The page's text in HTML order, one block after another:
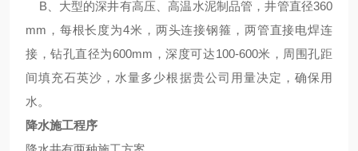
B、大型的深井有高压、高温水泥制品管，井管直径360
mm，每根长度为4米，两头连接钢箍，两管直接电焊连
接，钻孔直径为600mm，深度可达100-600米，周围孔距
间填充石英沙，水量多少根据贵公司用量决定，确保用
水。
降水施工程序